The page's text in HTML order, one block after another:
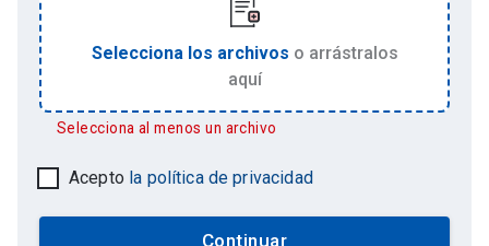
Selecciona los archivos o arrástralos
aquí
Selecciona al menos un archivo
Acepto la política de privacidad
Continuar